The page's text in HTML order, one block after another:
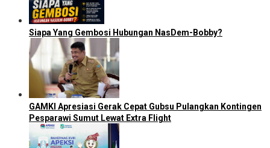
Siapa Yang Gembosi Hubungan NasDem-Bobby?
GAMKI Apresiasi Gerak Cepat Gubsu Pulangkan Kontingen
Pesparawi Sumut Lewat Extra Flight